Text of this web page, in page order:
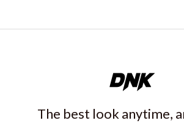
The best look anytime,